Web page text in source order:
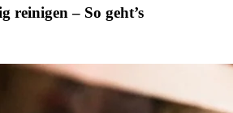
reinigen – So geht’s